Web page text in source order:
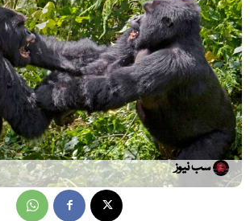
سب نیوز